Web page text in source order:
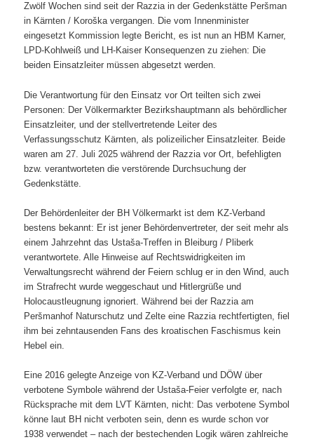
Zwölf Wochen sind seit der Razzia in der Gedenkstätte Peršman
in Kärnten / Koroška vergangen. Die vom Innenminister
eingesetzt Kommission legte Bericht, es ist nun an HBM Karner,
LPD-Kohlweiß und LH-Kaiser Konsequenzen zu ziehen: Die
beiden Einsatzleiter müssen abgesetzt werden.
Die Verantwortung für den Einsatz vor Ort teilten sich zwei
Personen: Der Völkermarkter Bezirkshauptmann als behördlicher
Einsatzleiter, und der stellvertretende Leiter des
Verfassungsschutz Kärnten, als polizeilicher Einsatzleiter. Beide
waren am 27. Juli 2025 während der Razzia vor Ort, befehligten
bzw. verantworteten die verstörende Durchsuchung der
Gedenkstätte.
Der Behördenleiter der BH Völkermarkt ist dem KZ-Verband
bestens bekannt: Er ist jener Behördenvertreter, der seit mehr als
einem Jahrzehnt das Ustaša-Treffen in Bleiburg / Pliberk
verantwortete. Alle Hinweise auf Rechtswidrigkeiten im
Verwaltungsrecht während der Feiern schlug er in den Wind, auch
im Strafrecht wurde weggeschaut und Hitlergrüße und
Holocaustleugnung ignoriert. Während bei der Razzia am
Peršmanhof Naturschutz und Zelte eine Razzia rechtfertigten, fiel
ihm bei zehntausenden Fans des kroatischen Faschismus kein
Hebel ein.
Eine 2016 gelegte Anzeige von KZ-Verband und DÖW über
verbotene Symbole während der Ustaša-Feier verfolgte er, nach
Rücksprache mit dem LVT Kärnten, nicht: Das verbotene Symbol
könne laut BH nicht verboten sein, denn es wurde schon vor
1938 verwendet – nach der bestechenden Logik wären zahlreiche